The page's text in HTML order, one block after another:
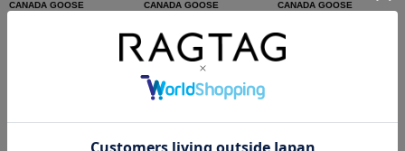
CANADA GOOSE
CANADA GOOSE
サイズ：XS
コンディション: C
20,900円（税込）
CANADA GOOSE
サイズ：M
コンディション: A